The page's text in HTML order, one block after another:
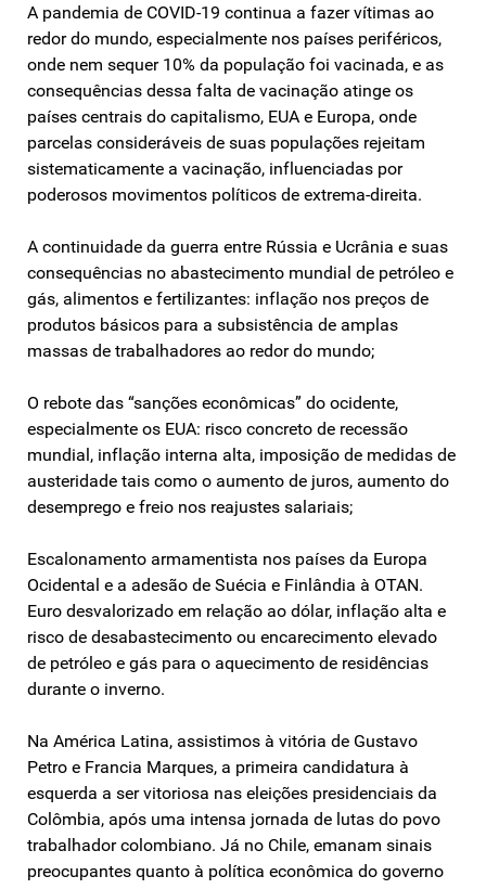
A pandemia de COVID-19 continua a fazer vítimas ao
redor do mundo, especialmente nos países periféricos,
onde nem sequer 10% da população foi vacinada, e as
consequências dessa falta de vacinação atinge os
países centrais do capitalismo, EUA e Europa, onde
parcelas consideráveis de suas populações rejeitam
sistematicamente a vacinação, influenciadas por
poderosos movimentos políticos de extrema-direita.
A continuidade da guerra entre Rússia e Ucrânia e suas
consequências no abastecimento mundial de petróleo e
gás, alimentos e fertilizantes: inflação nos preços de
produtos básicos para a subsistência de amplas
massas de trabalhadores ao redor do mundo;
O rebote das “sanções econômicas” do ocidente,
especialmente os EUA: risco concreto de recessão
mundial, inflação interna alta, imposição de medidas de
austeridade tais como o aumento de juros, aumento do
desemprego e freio nos reajustes salariais;
Escalonamento armamentista nos países da Europa
Ocidental e a adesão de Suécia e Finlândia à OTAN.
Euro desvalorizado em relação ao dólar, inflação alta e
risco de desabastecimento ou encarecimento elevado
de petróleo e gás para o aquecimento de residências
durante o inverno.
Na América Latina, assistimos à vitória de Gustavo
Petro e Francia Marques, a primeira candidatura à
esquerda a ser vitoriosa nas eleições presidenciais da
Colômbia, após uma intensa jornada de lutas do povo
trabalhador colombiano. Já no Chile, emanam sinais
preocupantes quanto à política econômica do governo